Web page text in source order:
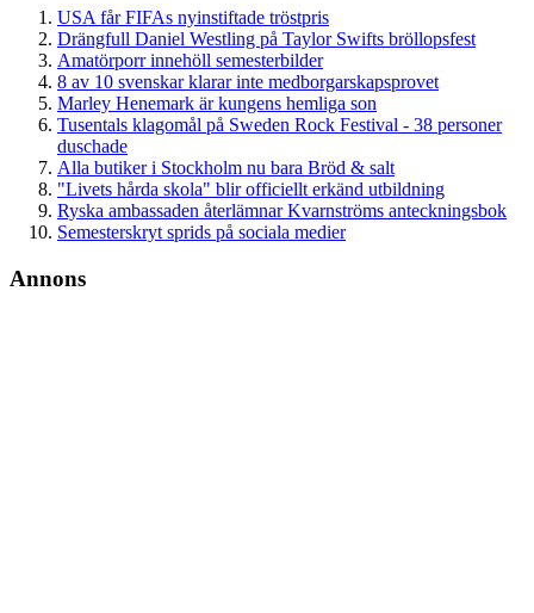
USA får FIFAs nyinstiftade tröstpris
Drängfull Daniel Westling på Taylor Swifts bröllopsfest
Amatörporr innehöll semesterbilder
8 av 10 svenskar klarar inte medborgarskapsprovet
Marley Henemark är kungens hemliga son
Tusentals klagomål på Sweden Rock Festival - 38 personer
duschade
Alla butiker i Stockholm nu bara Bröd & salt
"Livets hårda skola" blir officiellt erkänd utbildning
Ryska ambassaden återlämnar Kvarnströms anteckningsbok
Semesterskryt sprids på sociala medier
Annons